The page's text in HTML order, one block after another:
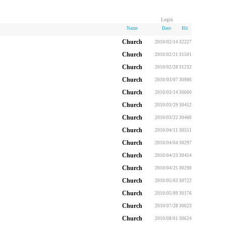
Login
Name Date Hit
Church 2010/02/14 32227
Church 2010/02/21 31501
Church 2010/02/28 31232
Church 2010/03/07 30986
Church 2010/03/14 30660
Church 2010/03/29 30452
Church 2010/03/22 30460
Church 2010/04/11 30551
Church 2010/04/04 30297
Church 2010/04/23 30454
Church 2010/04/25 30290
Church 2010/05/03 30722
Church 2010/05/09 30176
Church 2010/07/28 30623
Church 2010/08/01 30624